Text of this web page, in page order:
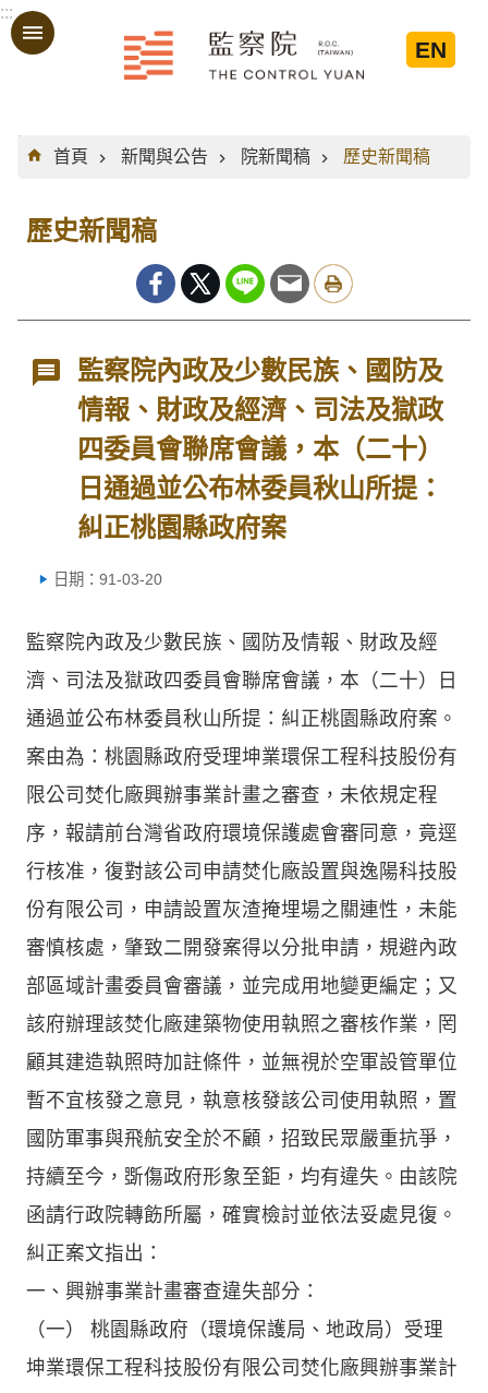
跳到主要內容區塊
:::
EN
:::
首頁
新聞與公告 院新聞稿 歷史新聞稿
歷史新聞稿
監察院內政及少數民族、國防及
情報、財政及經濟、司法及獄政
四委員會聯席會議，本（二十）
日通過並公布林委員秋山所提：
糾正桃園縣政府案
日期：91-03-20
監察院內政及少數民族、國防及情報、財政及經
濟、司法及獄政四委員會聯席會議，本（二十）日
通過並公布林委員秋山所提：糾正桃園縣政府案。
案由為：桃園縣政府受理坤業環保工程科技股份有
限公司焚化廠興辦事業計畫之審查，未依規定程
序，報請前台灣省政府環境保護處會審同意，竟逕
行核准，復對該公司申請焚化廠設置與逸陽科技股
份有限公司，申請設置灰渣掩埋場之關連性，未能
審慎核處，肇致二開發案得以分批申請，規避內政
部區域計畫委員會審議，並完成用地變更編定；又
該府辦理該焚化廠建築物使用執照之審核作業，罔
顧其建造執照時加註條件，並無視於空軍設管單位
暫不宜核發之意見，執意核發該公司使用執照，置
國防軍事與飛航安全於不顧，招致民眾嚴重抗爭，
持續至今，斲傷政府形象至鉅，均有違失。由該院
函請行政院轉飭所屬，確實檢討並依法妥處見復。
糾正案文指出：
一、興辦事業計畫審查違失部分：
（一） 桃園縣政府（環境保護局、地政局）受理
坤業環保工程科技股份有限公司焚化廠興辦事業計